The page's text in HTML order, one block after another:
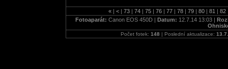
« | < | 73 | 74 | 75 | 76 | 77 | 78 | 79 | 80 | 81 | 82
Fotoaparát: Canon EOS 450D | Datum: 12.7.14 13:03 |
Počet fotek: 148 | Poslední aktualizace: